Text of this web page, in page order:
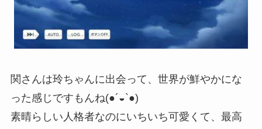
関さんは玲ちゃんに出会って、世界が鮮やかにな
った感じですもんね(●´◒`●)
素晴らしい人格者なのにいちいち可愛くて、最高